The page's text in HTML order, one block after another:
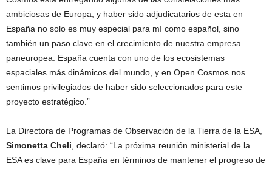
ambiciosas de Europa, y haber sido adjudicatarios de esta en
España no solo es muy especial para mí como español, sino
también un paso clave en el crecimiento de nuestra empresa
paneuropea. España cuenta con uno de los ecosistemas
espaciales más dinámicos del mundo, y en Open Cosmos nos
sentimos privilegiados de haber sido seleccionados para este
proyecto estratégico.”
La Directora de Programas de Observación de la Tierra de la ESA,
Simonetta Cheli, declaró: “La próxima reunión ministerial de la
ESA es clave para España en términos de mantener el progreso de